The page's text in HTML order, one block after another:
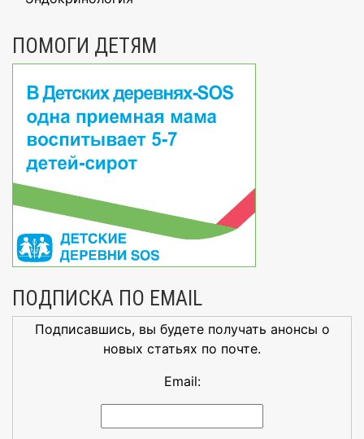
ПОМОГИ ДЕТЯМ
ПОДПИСКА ПО EMAIL
Подписавшись, вы будете получать анонсы о
новых статьях по почте.
Email: